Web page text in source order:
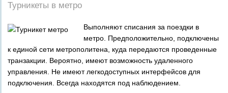
Турникеты в метро
Выполняют списания за поездки в
метро. Предположительно, подключены
к единой сети метрополитена, куда передаются проведенные
транзакции. Вероятно, имеют возможность удаленного
управления. Не имеют легкодоступных интерфейсов для
подключения. Всегда находятся под наблюдением.